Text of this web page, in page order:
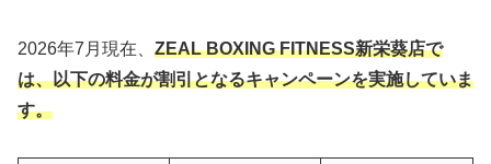
2026年7月現在、 ZEAL BOXING FITNESS新栄葵店で
は、以下の料金が割引となるキャンペーンを実施していま
す。